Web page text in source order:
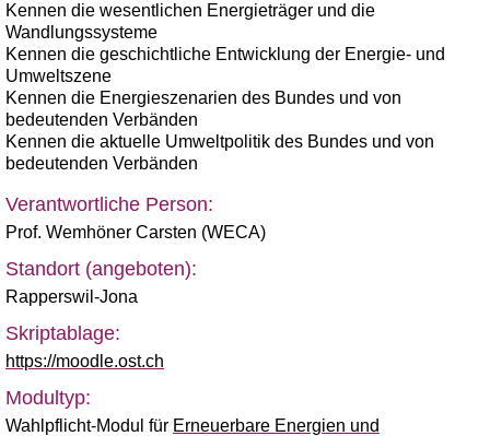
Kennen die wesentlichen Energieträger und die
Wandlungssysteme
Kennen die geschichtliche Entwicklung der Energie- und
Umweltszene
Kennen die Energieszenarien des Bundes und von
bedeutenden Verbänden
Kennen die aktuelle Umweltpolitik des Bundes und von
bedeutenden Verbänden
Verantwortliche Person:
Prof. Wemhöner Carsten (WECA)
Standort (angeboten):
Rapperswil-Jona
Skriptablage:
https://moodle.ost.ch
Modultyp:
Wahlpflicht-Modul für Erneuerbare Energien und